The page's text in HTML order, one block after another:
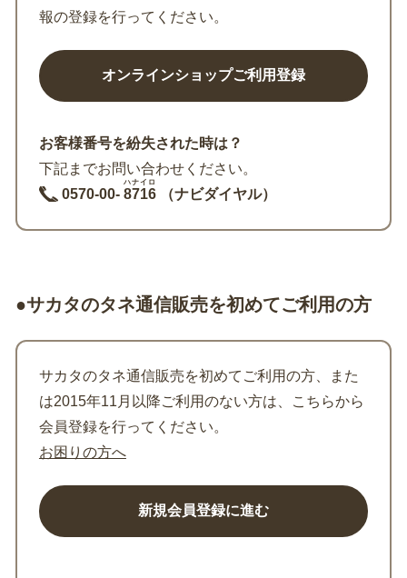
報の登録を行ってください。
お客様番号を紛失された時は？
下記までお問い合わせください。
0570-00- 8716
ハナイロ
（ナビダイヤル）
●サカタのタネ通信販売を初めてご利用の方
サカタのタネ通信販売を初めてご利用の方、また
は2015年11月以降ご利用のない方は、こちらから
会員登録を行ってください。
お困りの方へ